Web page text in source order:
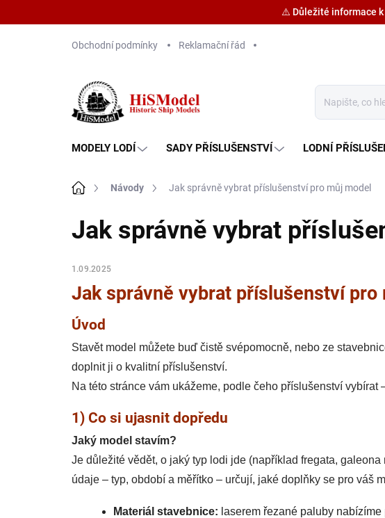
Obchodní podmínky Reklamační řád
MODELY LODÍ SADY PŘÍSLUŠENSTVÍ LODNÍ
Domů Návody Jak správně vybrat příslušenství pro můj model
Jak správně vybrat
1.09.2025
Jak správně vybrat příslušenství pro
Úvod
Stavět model můžete buď čistě svépomocně, nebo ze
doplnit ji o kvalitní příslušenství.
Na této stránce vám ukážeme, podle čeho příslušenství
1) Co si ujasnit dopředu
Jaký model stavím?
Je důležité vědět, o jaký typ lodi jde (například fregata,
údaje – typ, období a měřítko – určují, jaké doplňky se pro váš
Materiál stavebnice: laserem řezané paluby
⚠️ Důležité informace k